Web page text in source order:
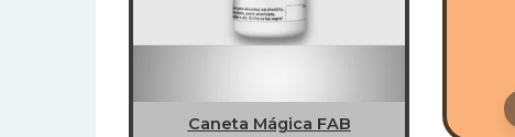
Caneta Mágica FAB